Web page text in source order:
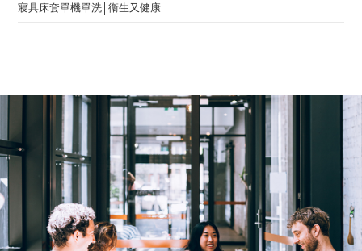
寢具床套單機單洗│衞生又健康